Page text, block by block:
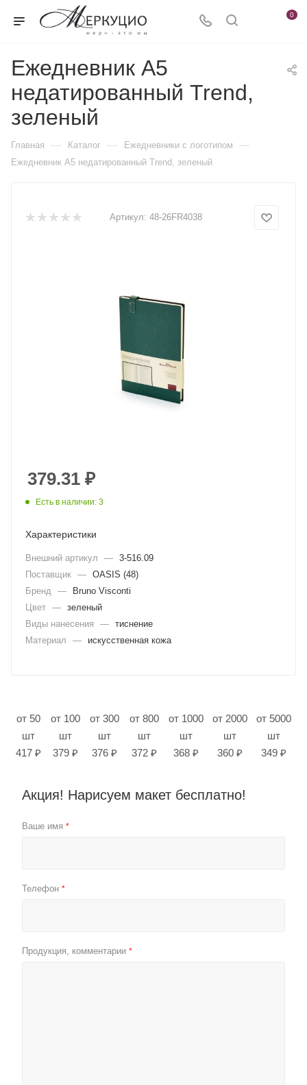
0
Ежедневник А5
недатированный Trend,
зеленый
Главная — Каталог — Ежедневники c логотипом —
Ежедневник А5 недатированный Trend, зеленый
Артикул: 48-26FR4038
379.31 ₽
Есть в наличии: 3
Характеристики
Внешний артикул — 3-516.09
Поставщик — OASIS (48)
Бренд
—
Bruno Visconti
Цвет — зеленый
Виды нанесения
— тиснение
Материал
— искусственная кожа
от 50
шт
417 ₽
от 100
шт
379 ₽
от 300
шт
376 ₽
от 800
шт
372 ₽
от 1000
шт
368 ₽
от 2000
шт
360 ₽
от 5000
шт
349 ₽
Акция! Нарисуем макет бесплатно!
Ваше имя *
Телефон *
Продукция, комментарии *